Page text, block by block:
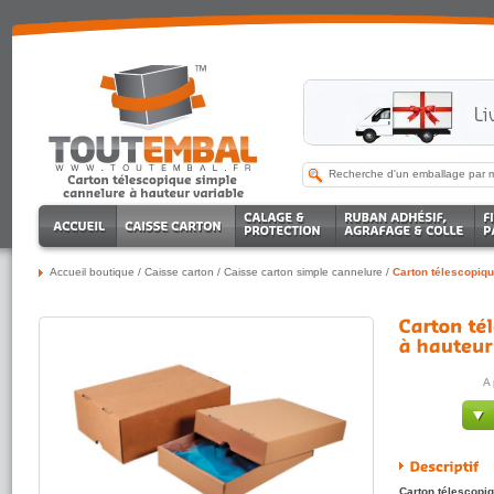
Accueil boutique / Caisse carton / Caisse carton simple cannelure / Carton
A
Carton